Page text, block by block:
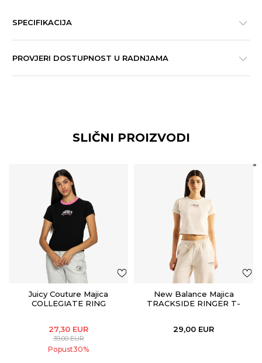
SPECIFIKACIJA
PROVJERI DOSTUPNOST U RADNJAMA
SLIČNI PROIZVODI
Juicy Couture Majica
COLLEGIATE RING
27,30 EUR
39,00EUR
Popust30%
New Balance Majica
TRACKSIDE RINGER T-
29,00 EUR